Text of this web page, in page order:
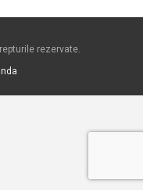
rezervate.